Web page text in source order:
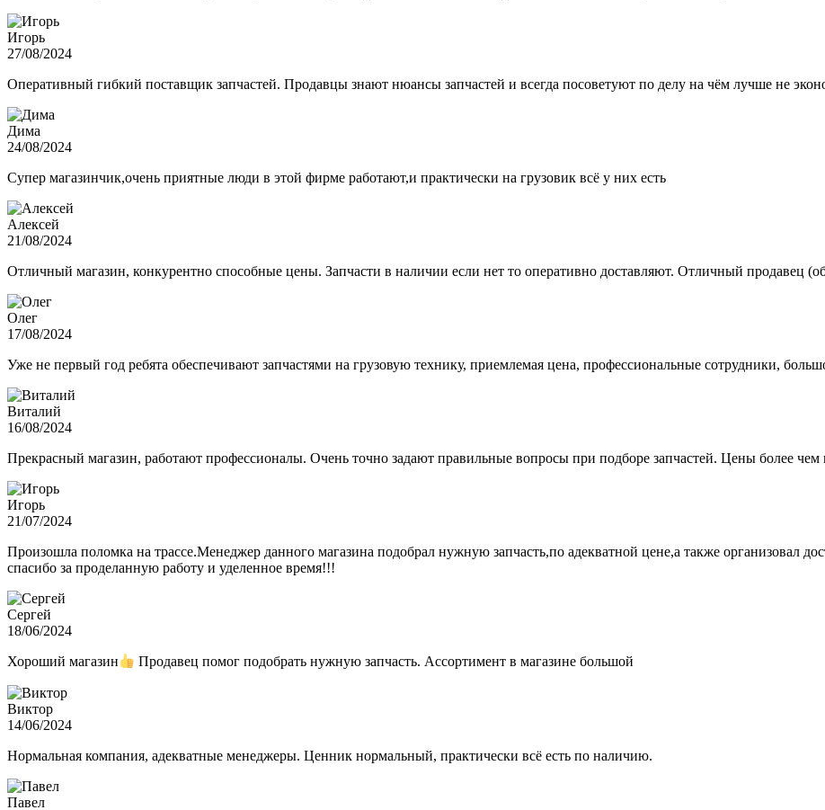
Игорь
27/08/2024
Оперативный гибкий поставщик запчастей. Продавцы знают нюансы запчастей и всегда посоветуют по делу на чём лучше не
Дима
24/08/2024
Супер магазинчик,очень приятные люди в этой фирме работают,и практически на грузовик всё у них есть
Алексей
21/08/2024
Отличный магазин, конкурентно способные цены. Запчасти в наличии если нет то оперативно доставляют. Отличный продавец
Олег
17/08/2024
Уже не первый год ребята обеспечивают запчастями на грузовую технику, приемлемая цена, профессиональные сотрудники,
Виталий
16/08/2024
Прекрасный магазин, работают профессионалы. Очень точно задают правильные вопросы при подборе запчастей. Цены более
Игорь
21/07/2024
Произошла поломка на трассе.Менеджер данного магазина подобрал нужную запчасть,по адекватной цене,а также организовал
спасибо за проделанную работу и уделенное время!!!
Сергей
18/06/2024
Хороший магазин Продавец помог подобрать нужную запчасть. Ассортимент в магазине большой
Виктор
14/06/2024
Нормальная компания, адекватные менеджеры. Ценник нормальный, практически всё есть по наличию.
Павел